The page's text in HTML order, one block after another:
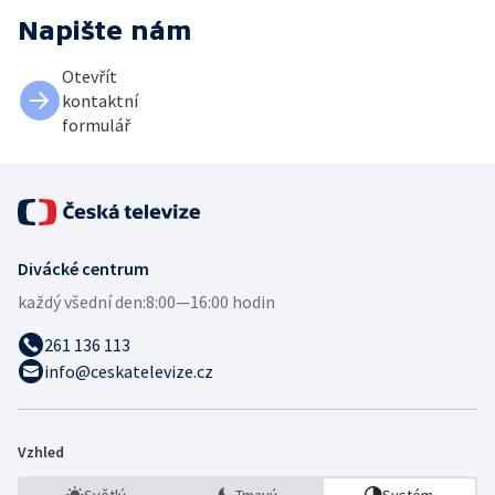
Napište nám
Otevřít
kontaktní
formulář
Divácké centrum
každý všední den:8:00—16:00 hodin
261 136 113
info@ceskatelevize.cz
Vzhled